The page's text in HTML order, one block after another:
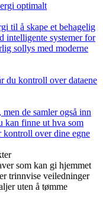
optimalt
til å skape et behagelig
intelligente systemer for
sollys med moderne
du kontroll over dataene
de samler også inn
kan finne ut hva som
kontroll over dine egne
som kan gi hjemmet
trinnvise veiledninger
uten å tømme